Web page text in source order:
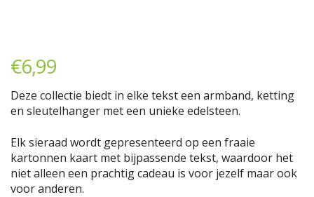
€6,99
Deze collectie biedt in elke tekst een armband, ketting
en sleutelhanger met een unieke edelsteen.
Elk sieraad wordt gepresenteerd op een fraaie
kartonnen kaart met bijpassende tekst, waardoor het
niet alleen een prachtig cadeau is voor jezelf maar ook
voor anderen.